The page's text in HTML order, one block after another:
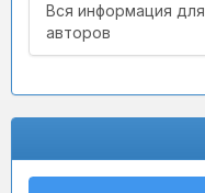
Вся информация для
авторов